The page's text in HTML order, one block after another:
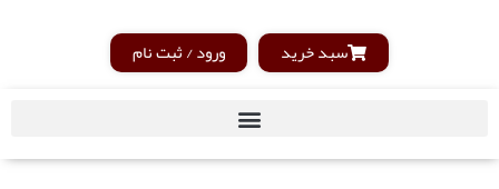
سبد خرید ورود / ثبت نام